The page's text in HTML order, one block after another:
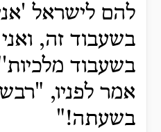
להם לישראל
בשעבוד זה,
בשעבוד
אמר לפניו,
בשעתה!"